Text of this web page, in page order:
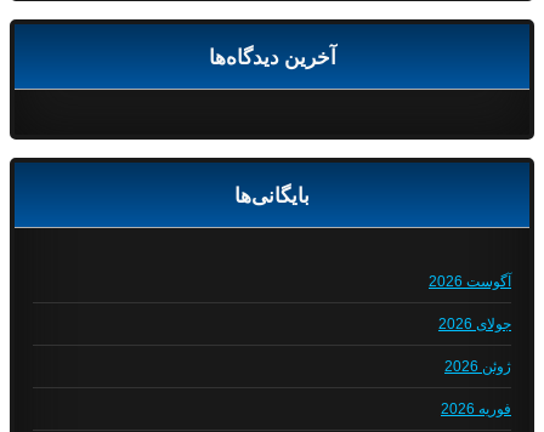
آخرین دیدگاه‌ها
بایگانی‌ها
آگوست 2026
جولای 2026
ژوئن 2026
فوریه 2026